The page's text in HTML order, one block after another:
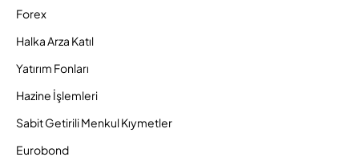
Forex
Halka Arza Katıl
Yatırım Fonları
Hazine İşlemleri
Sabit Getirili Menkul Kıymetler
Eurobond